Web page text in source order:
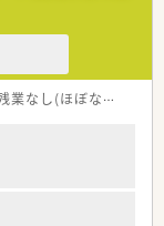
業なし(ほぼなし含む)